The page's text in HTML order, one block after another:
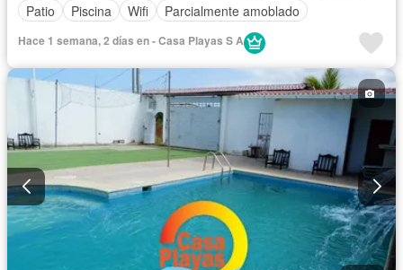
Patio
Piscina Wifi Parcialmente amoblado
Hace 1 semana, 2 días en - Casa Playas S A